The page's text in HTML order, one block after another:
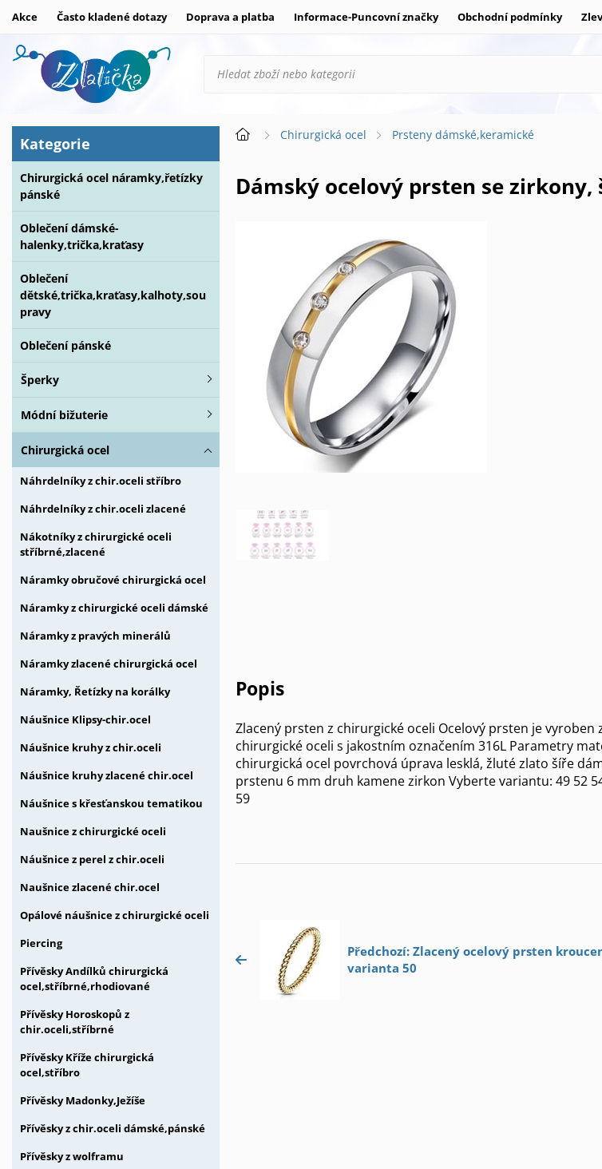
Akce Často kladené dotazy Doprava a platba Informace-Puncovní značky Obchodní podmínky
Kategorie
Chirurgická ocel náramky,řetízky
pánské
Oblečení dámské-
halenky,trička,kraťasy
Oblečení
dětské,trička,kraťasy,kalhoty,sou
pravy
Oblečení pánské
Šperky
Módní bižuterie
Chirurgická ocel
Náhrdelníky z chir.oceli stříbro
Náhrdelníky z chir.oceli zlacené
Nákotníky z chirurgické oceli
stříbrné,zlacené
Náramky obručové chirurgická ocel
Náramky z chirurgické oceli dámské
Náramky z pravých minerálů
Náramky zlacené chirurgická ocel
Náramky, Řetízky na korálky
Náušnice Klipsy-chir.ocel
Náušnice kruhy z chir.oceli
Náušnice kruhy zlacené chir.ocel
Náušnice s křesťanskou tematikou
Naušnice z chirurgické oceli
Náušnice z perel z chir.oceli
Naušnice zlacené chir.ocel
Opálové náušnice z chirurgické oceli
Piercing
Přívěsky Andílků chirurgická
ocel,stříbrné,rhodiované
Přívěsky Horoskopů z
chir.oceli,stříbrné
Přívěsky Kříže chirurgická
ocel,stříbro
Přívěsky Madonky,Ježíše
Přívěsky z chir.oceli dámské,pánské
Přívěsky z wolframu
Chirurgická ocel Prsteny dámské,keramické
Dámský ocelový prsten se
Popis
Zlacený prsten z chirurgické oceli Ocelový prsten je vyroben
chirurgické oceli s jakostním označením 316L Parametry
chirurgická ocel povrchová úprava lesklá, žluté zlato šíře
prstenu 6 mm druh kamene zirkon Vyberte variantu: 49 52
59
Předchozí: Zlacený ocelový prsten
varianta 50